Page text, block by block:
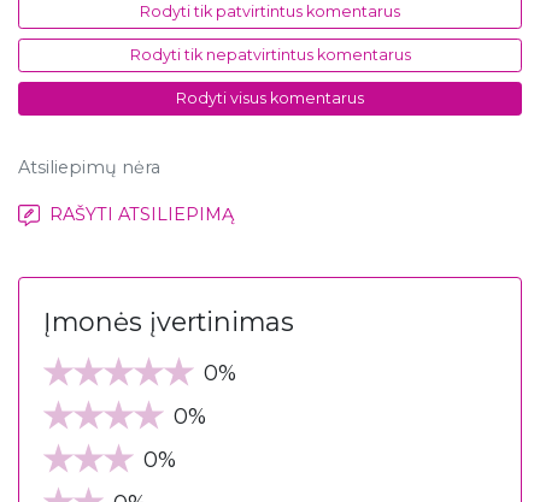
Rodyti tik patvirtintus komentarus
Rodyti tik nepatvirtintus komentarus
Rodyti visus komentarus
Atsiliepimų nėra
RAŠYTI ATSILIEPIMĄ
Įmonės įvertinimas
0%
0%
0%